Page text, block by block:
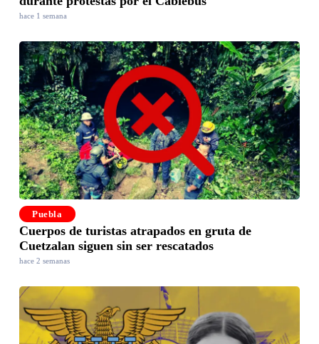
hace 1 semana
Puebla
Cuerpos de turistas atrapados en gruta de
Cuetzalan siguen sin ser rescatados
hace 2 semanas